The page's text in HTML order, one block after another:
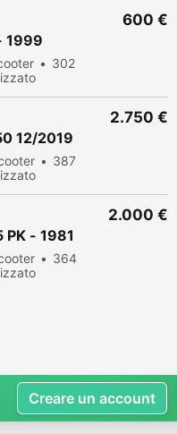
1999
302
600 €
12/2019
387
2.750 €
PK - 1981
364
2.000 €
Creare un account